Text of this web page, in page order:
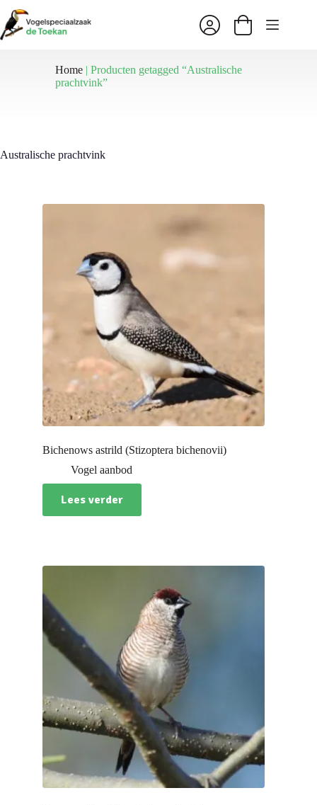
naar
de
inhoud
Winkelwagen
Home |Producten getagged “Australische
prachtvink”
Australische prachtvink
Bichenows astrild (Stizoptera bichenovii)
Vogel aanbod
Lees verder